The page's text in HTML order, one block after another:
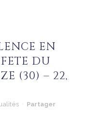
EN
DU
(30) – 22,
Partager